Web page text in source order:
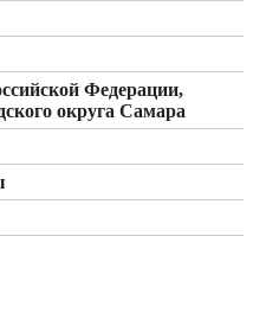
Федерации,
округа Самара